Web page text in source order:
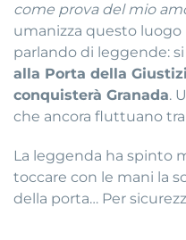
come prova del mio
umanizza questo luogo
parlando di leggende:
alla Porta della
conquisterà Granada.
che ancora fluttuano
La leggenda ha spinto
toccare con le mani la
della porta… Per